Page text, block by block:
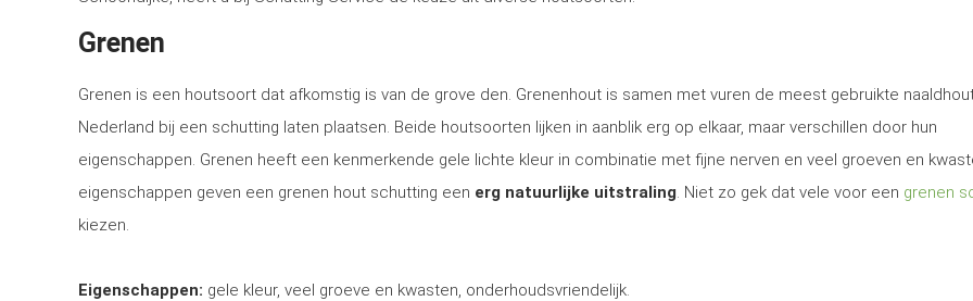
Grenen
Grenen is een houtsoort dat afkomstig is van de grove den. Grenenhout is samen met vuren de meest gebruikte
Nederland bij een schutting laten plaatsen. Beide houtsoorten lijken in aanblik erg op elkaar, maar verschillen door hun
eigenschappen. Grenen heeft een kenmerkende gele lichte kleur in combinatie met fijne nerven en veel groeven en
eigenschappen geven een grenen hout schutting een erg natuurlijke uitstraling. Niet zo gek dat vele voor een grenen
kiezen.
Eigenschappen: gele kleur, veel groeve en kwasten, onderhoudsvriendelijk.